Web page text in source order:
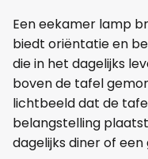
Een eekamer lamp
biedt oriëntatie en
die in het dagelijks
boven de tafel
lichtbeeld dat de
belangstelling
dagelijks diner of een